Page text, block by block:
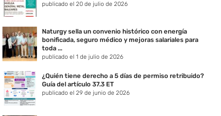
publicado el 20 de julio de 2026
Naturgy sella un convenio histórico con energía
bonificada, seguro médico y mejoras salariales para
toda ...
publicado el 1 de julio de 2026
¿Quién tiene derecho a 5 días de permiso retribuido?
Guía del artículo 37.3 ET
publicado el 29 de junio de 2026